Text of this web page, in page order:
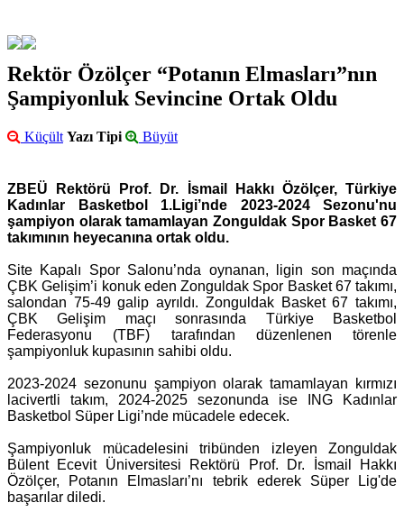
Rektör Özölçer “Potanın Elmasları”nın
Şampiyonluk Sevincine Ortak Oldu
Küçült Yazı Tipi Büyüt
ZBEÜ Rektörü Prof. Dr. İsmail Hakkı Özölçer, Türkiye
Kadınlar Basketbol 1.Ligi’nde 2023-2024 Sezonu'nu
şampiyon olarak tamamlayan Zonguldak Spor Basket 67
takımının heyecanına ortak oldu.
Site Kapalı Spor Salonu’nda oynanan, ligin son maçında
ÇBK Gelişim’i konuk eden Zonguldak Spor Basket 67 takımı,
salondan 75-49 galip ayrıldı. Zonguldak Basket 67 takımı,
ÇBK Gelişim maçı sonrasında Türkiye Basketbol
Federasyonu (TBF) tarafından düzenlenen törenle
şampiyonluk kupasının sahibi oldu.
2023-2024 sezonunu şampiyon olarak tamamlayan kırmızı
lacivertli takım, 2024-2025 sezonunda ise ING Kadınlar
Basketbol Süper Ligi’nde mücadele edecek.
Şampiyonluk mücadelesini tribünden izleyen Zonguldak
Bülent Ecevit Üniversitesi Rektörü Prof. Dr. İsmail Hakkı
Özölçer, Potanın Elmasları’nı tebrik ederek Süper Lig'de
başarılar diledi.